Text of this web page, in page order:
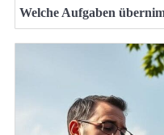
Welche Aufgaben